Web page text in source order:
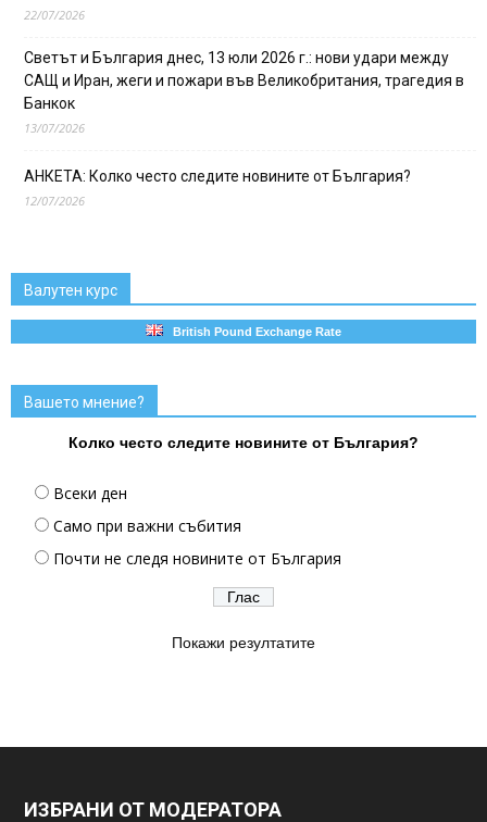
22/07/2026
Светът и България днес, 13 юли 2026 г.: нови удари между
САЩ и Иран, жеги и пожари във Великобритания, трагедия в
Банкок
13/07/2026
АНКЕТА: Колко често следите новините от България?
12/07/2026
Валутен курс
British Pound Exchange Rate
Вашето мнение?
Колко често следите новините от България?
Всеки ден
Само при важни събития
Почти не следя новините от България
Покажи резултатите
ИЗБРАНИ ОТ МОДЕРАТОРА